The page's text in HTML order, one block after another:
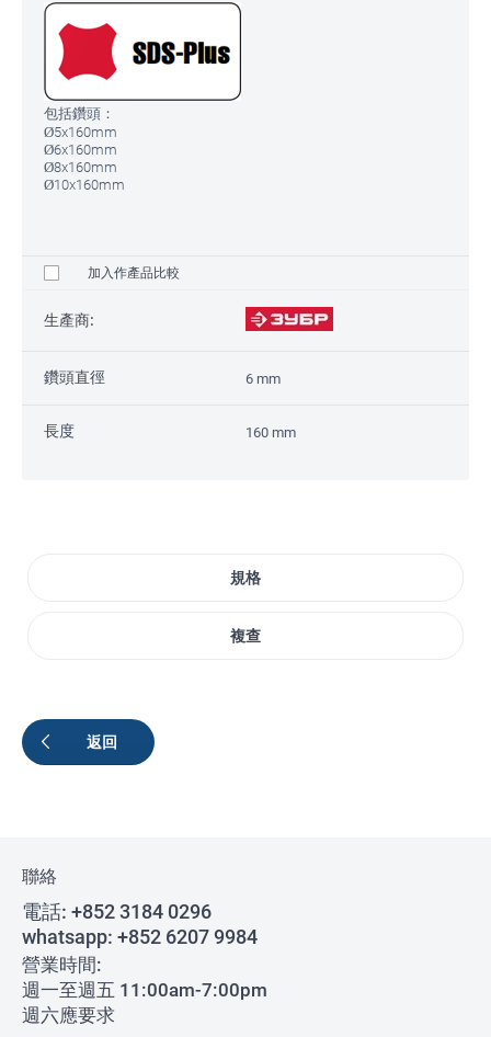
包括鑽頭：
Ø5x160mm
Ø6x160mm
Ø8x160mm
Ø10x160mm
加入作產品比較
生產商:
鑽頭直徑 6 mm
長度 160 mm
規格
複查
返回
聯絡
電話: +852 3184 0296
whatsapp: +852 6207 9984
營業時間:
週一至週五 11:00am-7:00pm
週六應要求